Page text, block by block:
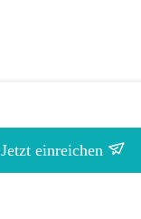
Jetzt einreichen